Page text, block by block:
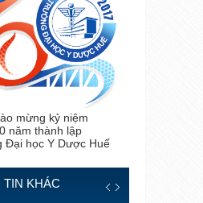
mừng kỷ niệm
năm thành lập
Đại học Y Dược Huế
TIN KHÁC